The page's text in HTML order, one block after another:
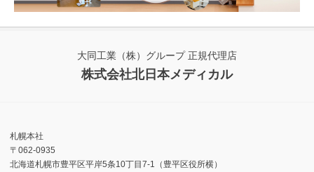
大同工業（株）グループ 正規代理店
株式会社北日本メディカル
札幌本社
〒062-0935
北海道札幌市豊平区平岸5条10丁目7-1（豊平区役所横）